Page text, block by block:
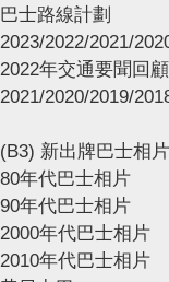
巴士路線計劃
2023/2022/2021/
2022年交通要聞回顧
2021/2020/2019/
(B3) 新出牌巴士相片
80年代巴士相片
90年代巴士相片
2000年代巴士相片
2010年代巴士相片